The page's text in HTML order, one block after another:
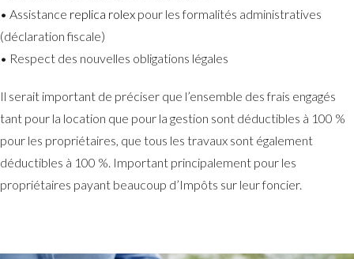
• Assistance replica rolex pour les formalités administratives
(déclaration fiscale)
• Respect des nouvelles obligations légales
Il serait important de préciser que l’ensemble des frais engagés
tant pour la location que pour la gestion sont déductibles à 100 %
pour les propriétaires, que tous les travaux sont également
déductibles à 100 %. Important principalement pour les
propriétaires payant beaucoup d’Impôts sur leur foncier.